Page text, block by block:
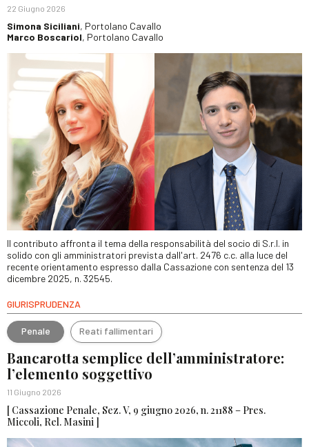
22 Giugno 2026
Simona Siciliani, Portolano Cavallo
Marco Boscariol, Portolano Cavallo
Il contributo affronta il tema della responsabilità del socio di S.r.l. in
solido con gli amministratori prevista dall'art. 2476 c.c. alla luce del
recente orientamento espresso dalla Cassazione con sentenza del 13
dicembre 2025, n. 32545.
GIURISPRUDENZA
Penale Reati fallimentari
Bancarotta semplice dell’amministratore:
l’elemento soggettivo
11 Giugno 2026
[ Cassazione Penale, Sez. V, 9 giugno 2026, n. 21188 – Pres.
Miccoli, Rel. Masini ]